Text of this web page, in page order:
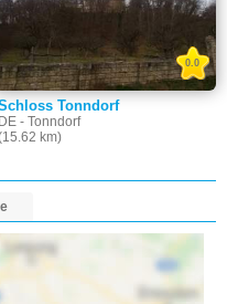
Tonndorf
DE - Tonndorf
km)
0.0